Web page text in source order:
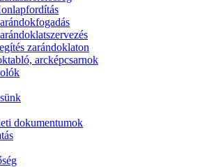
zarándoklaton
arcképcsarnok
dokumentumok